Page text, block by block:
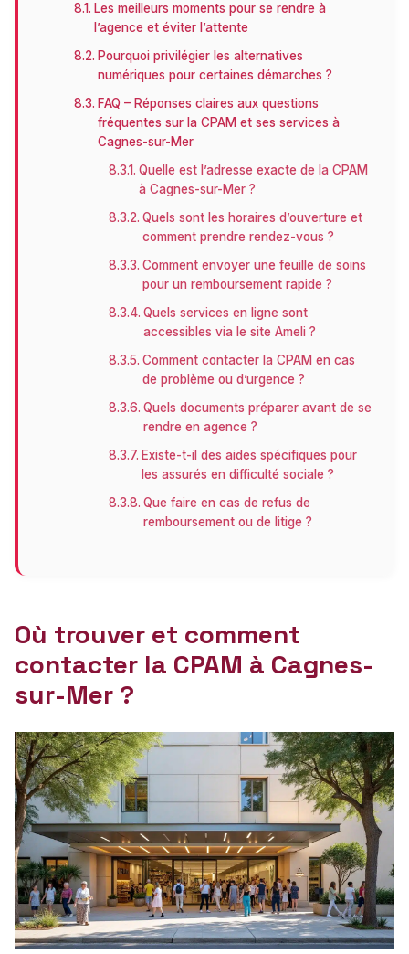
Les meilleurs moments pour se rendre à
l’agence et éviter l’attente
Pourquoi privilégier les alternatives
numériques pour certaines démarches ?
FAQ – Réponses claires aux questions
fréquentes sur la CPAM et ses services à
Cagnes-sur-Mer
Quelle est l’adresse exacte de la CPAM
à Cagnes-sur-Mer ?
Quels sont les horaires d’ouverture et
comment prendre rendez-vous ?
Comment envoyer une feuille de soins
pour un remboursement rapide ?
Quels services en ligne sont
accessibles via le site Ameli ?
Comment contacter la CPAM en cas
de problème ou d’urgence ?
Quels documents préparer avant de se
rendre en agence ?
Existe-t-il des aides spécifiques pour
les assurés en difficulté sociale ?
Que faire en cas de refus de
remboursement ou de litige ?
Où trouver et comment
contacter la CPAM à Cagnes-
sur-Mer ?